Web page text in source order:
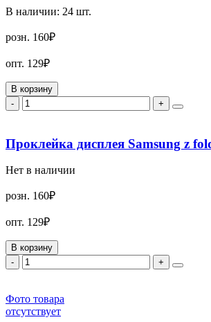
В наличии: 24 шт.
розн. 160₽
опт. 129₽
В корзину
-
+
Проклейка дисплея Samsung z
Нет в наличии
розн. 160₽
опт. 129₽
В корзину
-
+
Фото товара
отсутствует